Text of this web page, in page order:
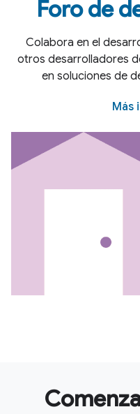
Foro de
Colabora en el
otros desarrolladores
en soluciones de
Más